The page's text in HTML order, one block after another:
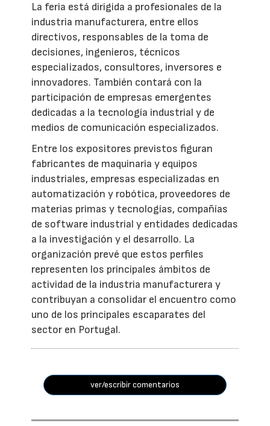
La feria está dirigida a profesionales de la
industria manufacturera, entre ellos
directivos, responsables de la toma de
decisiones, ingenieros, técnicos
especializados, consultores, inversores e
innovadores. También contará con la
participación de empresas emergentes
dedicadas a la tecnología industrial y de
medios de comunicación especializados.
Entre los expositores previstos figuran
fabricantes de maquinaria y equipos
industriales, empresas especializadas en
automatización y robótica, proveedores de
materias primas y tecnologías, compañías
de software industrial y entidades dedicadas
a la investigación y el desarrollo. La
organización prevé que estos perfiles
representen los principales ámbitos de
actividad de la industria manufacturera y
contribuyan a consolidar el encuentro como
uno de los principales escaparates del
sector en Portugal.
ver/escribir comentarios